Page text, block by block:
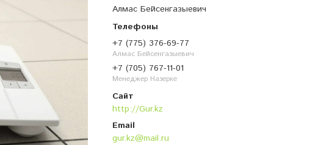
Алмас Бейсенгазыевич
+7 (775) 376-69-77
Алмас Бейсенгазыевич
+7 (705) 767-11-01
Менеджер Назерке
http://Gur.kz
gur.kz@mail.ru